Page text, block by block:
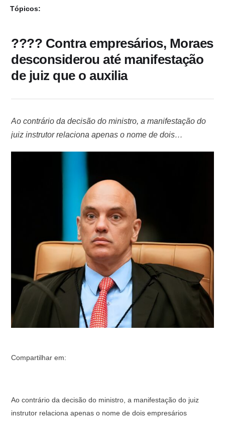
Tópicos:
???? Contra empresários, Moraes
desconsiderou até manifestação
de juiz que o auxilia
Ao contrário da decisão do ministro, a manifestação do
juiz instrutor relaciona apenas o nome de dois
desconsiderou até mesmo uma manifestação formal feita
pelo juiz Airton Vieira, que é magistrado instrutor do
Compartilhar em:
Ao contrário da decisão do ministro, a manifestação do juiz
instrutor relaciona apenas o nome de dois empresários